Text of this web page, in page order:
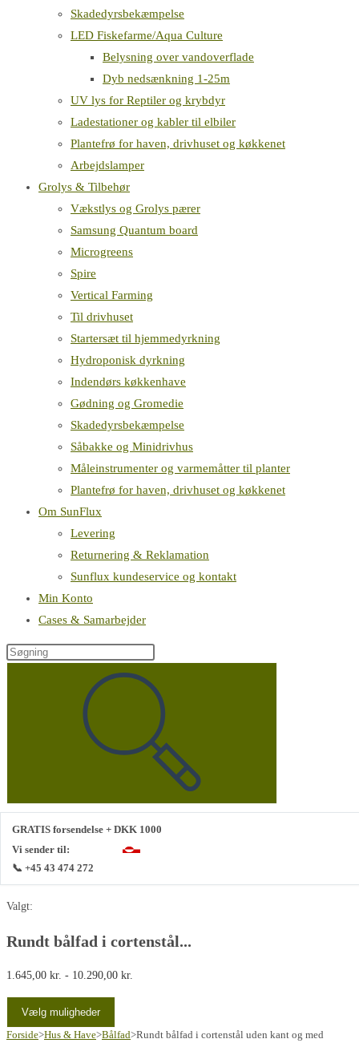
Skadedyrsbekæmpelse
LED Fiskefarme/Aqua Culture
Belysning over vandoverflade
Dyb nedsænkning 1-25m
UV lys for Reptiler og krybdyr
Ladestationer og kabler til elbiler
Plantefrø for haven, drivhuset og køkkenet
Arbejdslamper
Grolys & Tilbehør
Vækstlys og Grolys pærer
Samsung Quantum board
Microgreens
Spire
Vertical Farming
Til drivhuset
Startersæt til hjemmedyrkning
Hydroponisk dyrkning
Indendørs køkkenhave
Gødning og Gromedie
Skadedyrsbekæmpelse
Såbakke og Minidrivhus
Måleinstrumenter og varmemåtter til planter
Plantefrø for haven, drivhuset og køkkenet
Om SunFlux
Levering
Returnering & Reklamation
Sunflux kundeservice og kontakt
Min Konto
Cases & Samarbejder
Søg
GRATIS forsendelse + DKK 1000
Vi sender til:
📞 +45 43 474 272
Valgt:
Rundt bålfad i cortenstål...
1.645,00 kr. - 10.290,00 kr.
10.290,00 kr.
Vælg muligheder
Forside>Hus & Have>Bålfad>Rundt bålfad i cortenstål uden kant og med